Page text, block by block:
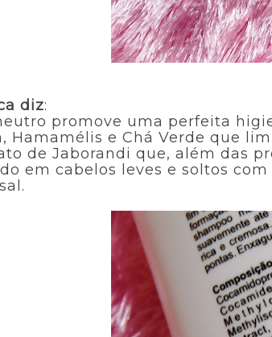
diz:
promove uma perfeita
Hamamélis e Chá Verde que
de Jaborandi que, além das
em cabelos leves e soltos